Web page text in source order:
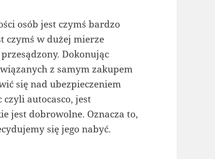
osób jest czymś bardzo
czymś w dużej mierze
Dokonując
z samym zakupem
się nad ubezpieczeniem
autocasco, jest
jest dobrowolne. Oznacza to,
się jego nabyć.